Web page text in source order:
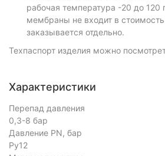
рабочая температура -20 до 120
мембраны не входит в
заказывается отдельно.
Техпаспорт изделия можно
Характеристики
Перепад давления
0,3-8 бар
Давление PN, бар
Ру12